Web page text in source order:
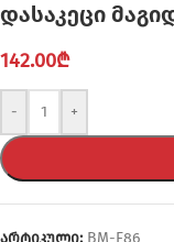
დასაკეცი
142.00₾
- +